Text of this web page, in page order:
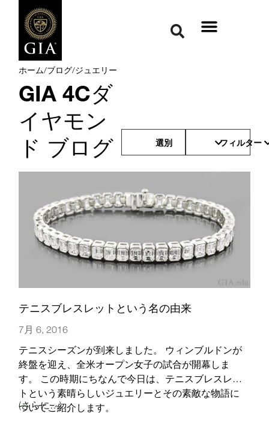
ホーム/ブログ/ジュエリー
GIA 4Cダ
イヤモン
ド ブログ
選別 フィルター
テニスブレスレットという名の由来
7月 6, 2016
テニスシーズンが到来しました。 ウィンブルドンが
終盤を迎え、全米オープン女子の試合が開幕しま
す。 この時期にちなんで今日は、テニスブレスレッ
トという素晴らしいジュエリーとその素敵な物語に
ついてご紹介します。
(さらに…)